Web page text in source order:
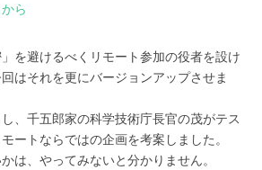
ら
を避けるべくリモート参加の役者を設け
はそれを更にバージョンアップさせま
、千五郎家の科学技術庁長官の茂がテス
ートならではの企画を考案しました。
は、やってみないと分かりません。